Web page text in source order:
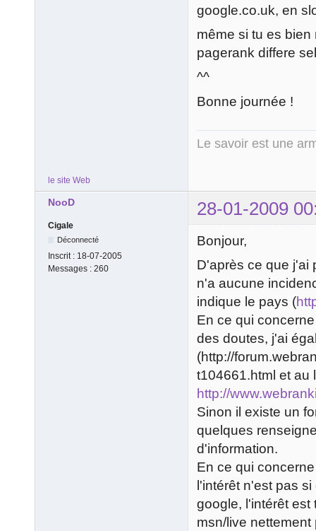
google.co.uk, en
même si tu es
pagerank differe
^^
Bonne journée !
Le savoir est une
le site Web
NooD 28-01-2009
Cigale
Déconnecté
Inscrit : 18-07-2005
Messages : 260
Bonjour,
D'après ce que j'ai
n'a aucune
indique le pays (
En ce qui
des doutes, j'ai
(http://
t104661.html et au
http://
Sinon il existe un
quelques
d'information.
En ce qui
l'intérêt n'est pas
google, l'intérêt est
msn/live